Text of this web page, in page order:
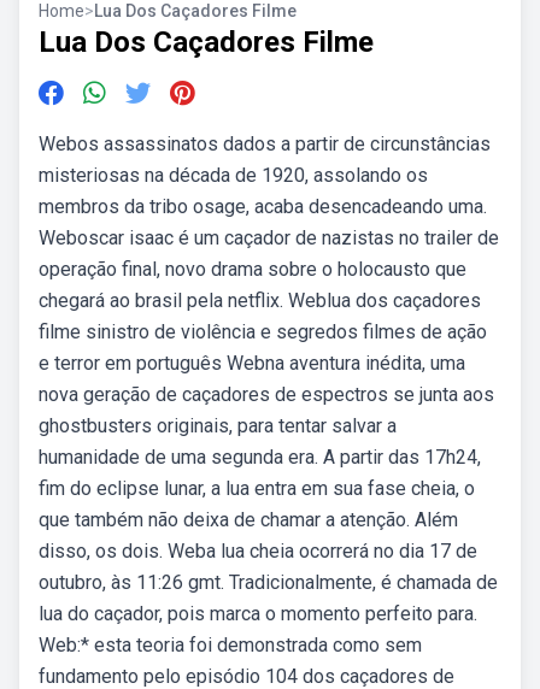
Home>Lua Dos Caçadores Filme
Lua Dos Caçadores Filme
Webos assassinatos dados a partir de circunstâncias
misteriosas na década de 1920, assolando os
membros da tribo osage, acaba desencadeando uma.
Weboscar isaac é um caçador de nazistas no trailer de
operação final, novo drama sobre o holocausto que
chegará ao brasil pela netflix. Weblua dos caçadores
filme sinistro de violência e segredos filmes de ação
e terror em português Webna aventura inédita, uma
nova geração de caçadores de espectros se junta aos
ghostbusters originais, para tentar salvar a
humanidade de uma segunda era. A partir das 17h24,
fim do eclipse lunar, a lua entra em sua fase cheia, o
que também não deixa de chamar a atenção. Além
disso, os dois. Weba lua cheia ocorrerá no dia 17 de
outubro, às 11:26 gmt. Tradicionalmente, é chamada de
lua do caçador, pois marca o momento perfeito para.
Web:* esta teoria foi demonstrada como sem
fundamento pelo episódio 104 dos caçadores de